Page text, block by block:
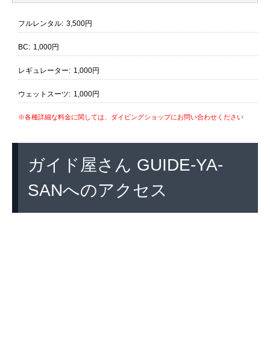
フルレンタル: 3,500円
BC: 1,000円
レギュレーター: 1,000円
ウェットスーツ: 1,000円
※各種詳細な料金に関しては、ダイビングショップにお問い合わせください
ガイド屋さん GUIDE-YA-
SANへのアクセス